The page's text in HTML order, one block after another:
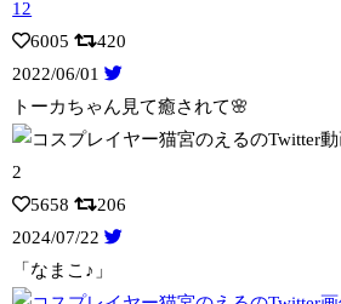
6005
420
2022/06/01
トーカちゃん見て癒されて🌸
5658
206
2024/07/22
「なまこ♪」